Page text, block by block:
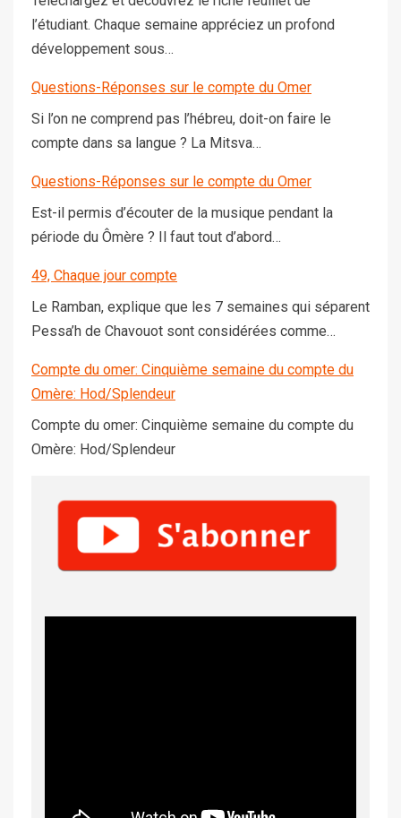
l’étudiant. Chaque semaine appréciez un profond
développement sous…
Questions-Réponses sur le compte du Omer
Si l’on ne comprend pas l’hébreu, doit-on faire le
compte dans sa langue ? La Mitsva…
Questions-Réponses sur le compte du Omer
Est-il permis d’écouter de la musique pendant la
période du Ômère ? Il faut tout d’abord…
49, Chaque jour compte
Le Ramban, explique que les 7 semaines qui séparent
Pessa’h de Chavouot sont considérées comme…
Compte du omer: Cinquième semaine du compte du
Omère: Hod/Splendeur
Compte du omer: Cinquième semaine du compte du
Omère: Hod/Splendeur